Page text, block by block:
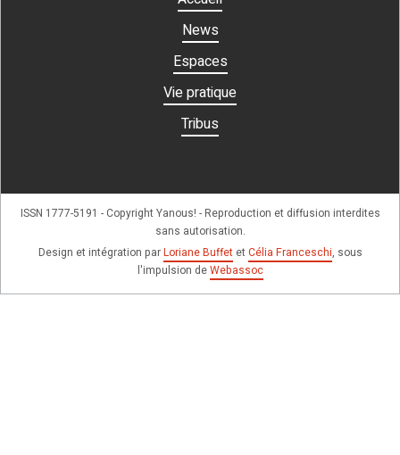
News
Espaces
Vie pratique
Tribus
ISSN 1777-5191 - Copyright Yanous! - Reproduction et diffusion interdites
sans autorisation.
Design et intégration parLoriane Buffetet Célia Franceschi, sous
l'impulsion deWebassoc